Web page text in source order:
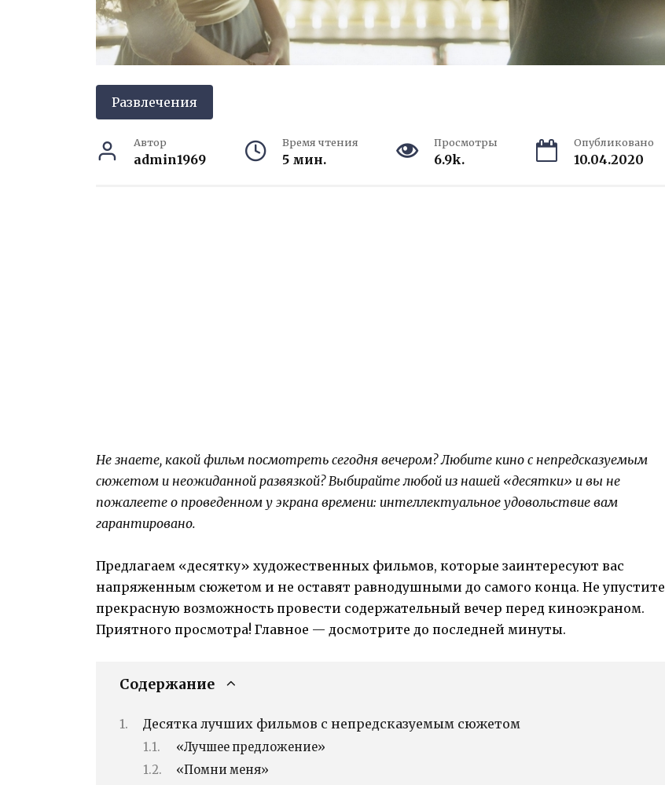
Развлечения
Автор
admin1969
Время чтения
5 мин.
Просмотры
6.9k.
Опубликовано
10.04.2020
Не знаете, какой фильм посмотреть сегодня вечером? Любите кино с непредсказуемым
сюжетом и неожиданной развязкой? Выбирайте любой из нашей «десятки» и вы не
пожалеете о проведенном у экрана времени: интеллектуальное удовольствие вам
гарантировано.
Предлагаем «десятку» художественных фильмов, которые заинтересуют вас
напряженным сюжетом и не оставят равнодушными до самого конца. Не упустите
прекрасную возможность провести содержательный вечер перед киноэкраном.
Приятного просмотра! Главное — досмотрите до последней минуты.
Содержание
Десятка лучших фильмов с непредсказуемым сюжетом
«Лучшее предложение»
«Помни меня»